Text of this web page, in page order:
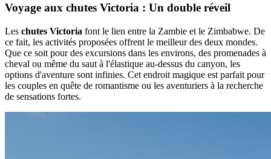
Voyage aux chutes Victoria : Un double réveil
Les chutes Victoria font le lien entre la Zambie et le Zimbabwe. De
ce fait, les activités proposées offrent le meilleur des deux mondes.
Que ce soit pour des excursions dans les environs, des promenades à
cheval ou même du saut à l'élastique au-dessus du canyon, les
options d'aventure sont infinies. Cet endroit magique est parfait pour
les couples en quête de romantisme ou les aventuriers à la recherche
de sensations fortes.